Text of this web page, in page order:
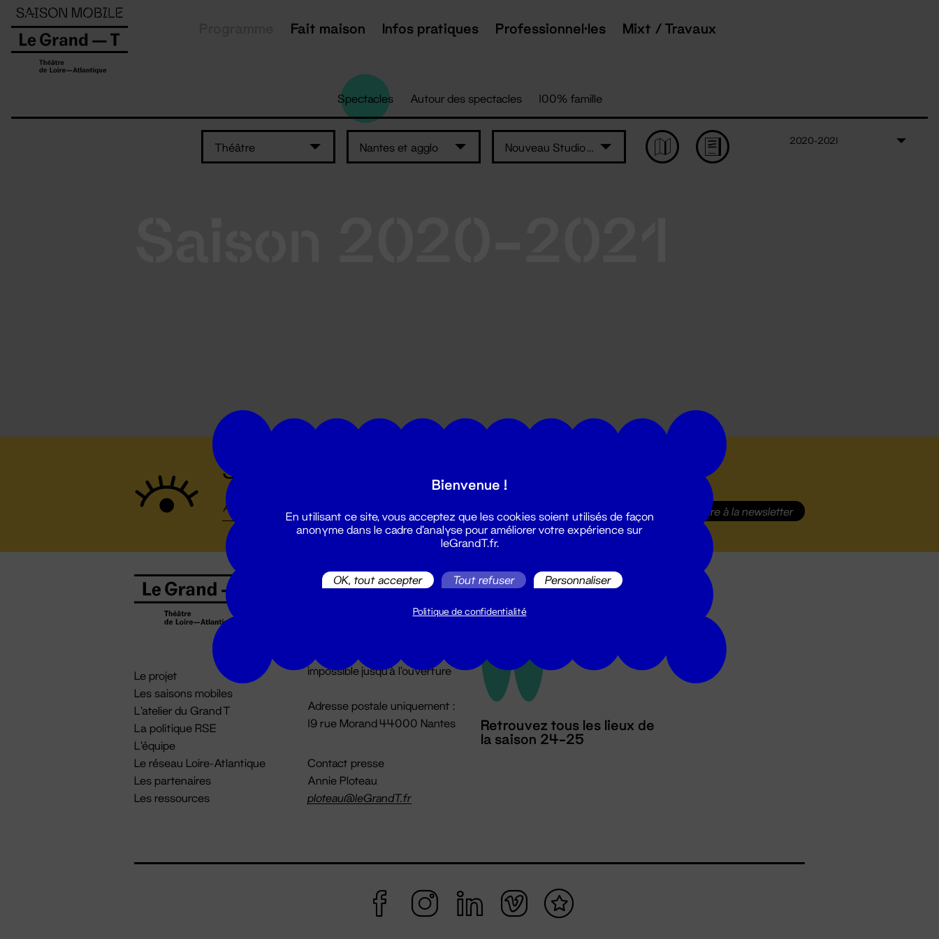
Fait maison Infos pratiques Professionnel·les Mixt / Travaux
Spectacles Autour des spectacles 100% famille
Théâtre Nantes et agglo Nouveau Studio Théâtre
2020-2021
Suivez toutes les actualités du Grand T :
S'inscrire à la newsletter
Le projet
Les saisons mobiles
L'atelier du Grand T
La politique RSE
L'équipe
Le réseau Loire-Atlantique
Les partenaires
Les ressources
Billetterie
billetterie@leGrandT.fr
impossible jusqu'à l'ouverture
Adresse postale uniquement :
19 rue Morand 44000 Nantes
Contact presse
Annie Ploteau
ploteau@leGrandT.fr
Retrouvez tous les lieux de
la saison 24-25
Panneau de gestion des cookies
Bienvenue !
En utilisant ce site, vous acceptez que les cookies soient utilisés de façon
anonyme dans le cadre d'analyse pour améliorer votre expérience sur
leGrandT.fr.
OK, tout accepter Tout refuser Personnaliser
Politique de confidentialité